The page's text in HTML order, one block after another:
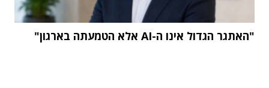
"האתגר הגדול אינו ה-AI אלא הטמעתה בארגון"